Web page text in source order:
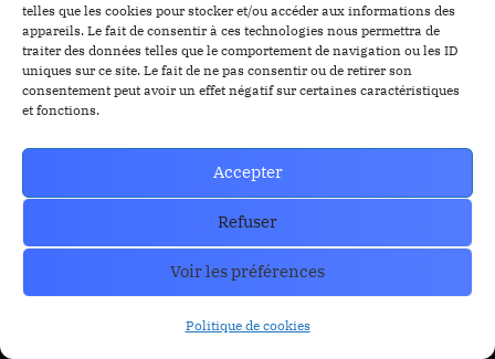
telles que les cookies pour stocker et/ou accéder aux informations des
appareils. Le fait de consentir à ces technologies nous permettra de
traiter des données telles que le comportement de navigation ou les ID
uniques sur ce site. Le fait de ne pas consentir ou de retirer son
consentement peut avoir un effet négatif sur certaines caractéristiques
et fonctions.
Accepter
Refuser
Voir les préférences
Politique de cookies
Trust Wallet Permet Désormais de Gagner de l’Argent
Sans Trader ? Les Nouvelles Options Dévoilées !
Blog